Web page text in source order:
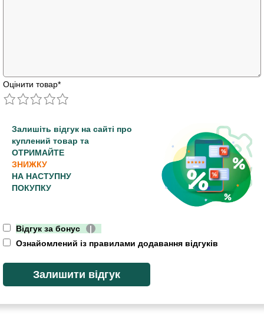
Оцінити товар*
Залишіть відгук на сайті про
куплений товар та
ОТРИМАЙТЕ
ЗНИЖКУ
НА НАСТУПНУ
ПОКУПКУ
Відгук за бонус
|
Ознайомлений із правилами додавання відгуків